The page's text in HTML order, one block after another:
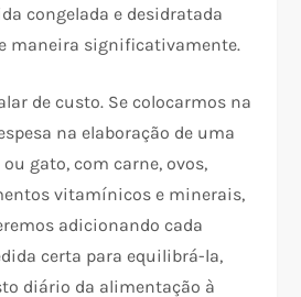
congelada e desidratada
maneira significativamente.
de custo. Se colocarmos na
na elaboração de uma
gato, com carne, ovos,
vitamínicos e minerais,
adicionando cada
certa para equilibrá-la,
diário da alimentação à